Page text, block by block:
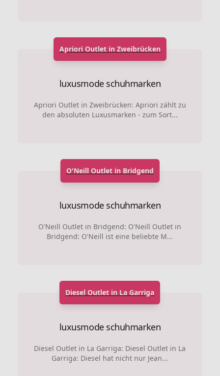
Apriori Outlet in Zweibrücken
luxusmode schuhmarken
Apriori Outlet in Zweibrücken: Apriori zählt zu
den absoluten Luxusmarken - zum Sort...
O'Neill Outlet in Bridgend
luxusmode schuhmarken
O'Neill Outlet in Bridgend: O'Neill Outlet in
Bridgend: O'Neill ist eine beliebte M...
Diesel Outlet in La Garriga
luxusmode schuhmarken
Diesel Outlet in La Garriga: Diesel Outlet in La
Garriga: Diesel hat nicht nur Jean...